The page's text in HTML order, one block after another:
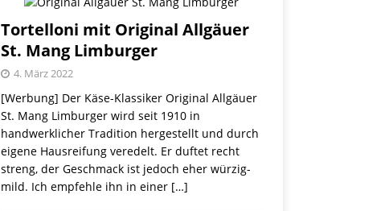
Tortelloni mit Original Allgäuer
St. Mang Limburger
4. März 2022
[Werbung] Der Käse-Klassiker Original Allgäuer
St. Mang Limburger wird seit 1910 in
handwerklicher Tradition hergestellt und durch
eigene Hausreifung veredelt. Er duftet recht
streng, der Geschmack ist jedoch eher würzig-
mild. Ich empfehle ihn in einer […]